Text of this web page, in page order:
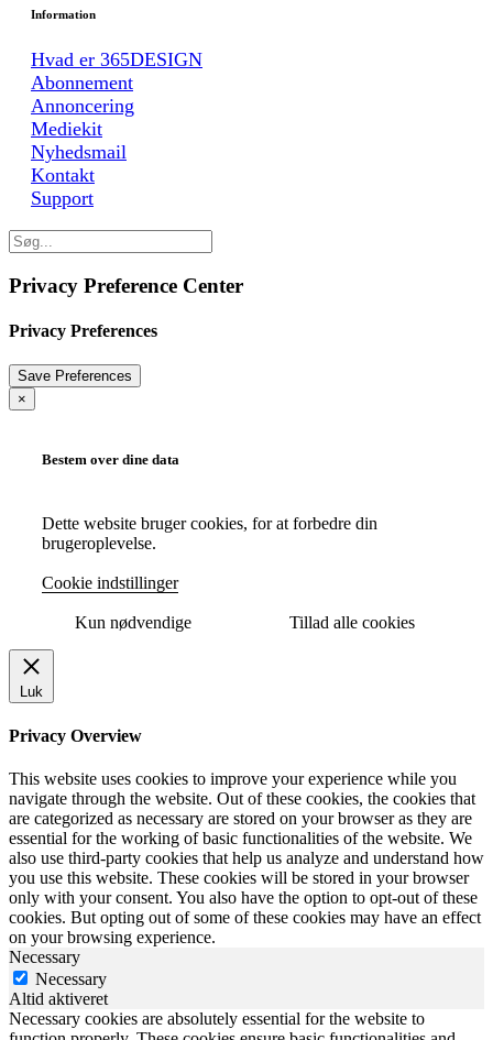
Information
Hvad er 365DESIGN
Abonnement
Annoncering
Mediekit
Nyhedsmail
Kontakt
Support
Privacy Preference Center
Privacy Preferences
×
Bestem over dine data
Dette website bruger cookies, for at forbedre din
brugeroplevelse.
Cookie indstillinger
Kun nødvendige Tillad alle cookies
Luk
Privacy Overview
This website uses cookies to improve your experience while you
navigate through the website. Out of these cookies, the cookies that
are categorized as necessary are stored on your browser as they are
essential for the working of basic functionalities of the website. We
also use third-party cookies that help us analyze and understand how
you use this website. These cookies will be stored in your browser
only with your consent. You also have the option to opt-out of these
cookies. But opting out of some of these cookies may have an effect
on your browsing experience.
Necessary
Necessary
Altid aktiveret
Necessary cookies are absolutely essential for the website to